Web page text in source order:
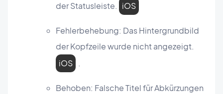
der Statusleiste. iOS
Fehlerbehebung: Das Hintergrundbild
der Kopfzeile wurde nicht angezeigt.
iOS .
Behoben: Falsche Titel für Abkürzungen